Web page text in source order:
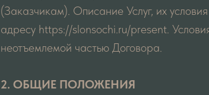
(Заказчикам). Описание Услуг, их
адресу https://slonsochi.ru/present.
неотъемлемой частью Договора.
2. ОБЩИЕ ПОЛОЖЕНИЯ